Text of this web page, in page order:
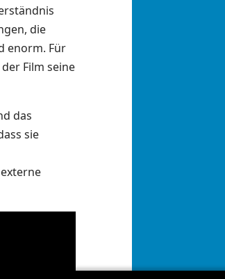
die
enorm. Für
Film seine
das
sie